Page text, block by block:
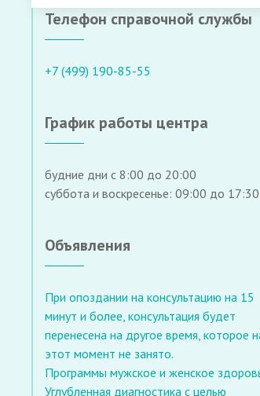
Телефон справочной службы
+7 (499) 190-85-55
График работы центра
будние дни с 8:00 до 20:00
суббота и воскресенье: 09:00 до 17:30
Объявления
При опоздании на консультацию на 15
минут и более, консультация будет
перенесена на другое время, которое
этот момент не занято.
Программы мужское и женское
Углубленная диагностика с целью